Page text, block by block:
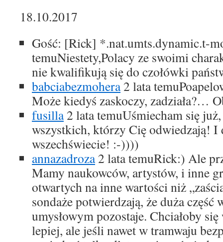
18.10.2017
Gość: [Rick] *.nat.umts.dynamic.t-
temuNiestety,Polacy ze swoimi
nie kwalifikują się do czołówki
babciabezmohera 2 lata temu
Może kiedyś zaskoczy, zadziała?…
fusilla 2 lata temuUśmiecham się
wszystkich, którzy Cię odwiedzają! I
wszechświecie! :-))))
annazadroza 2 lata temuRick:) Ale
Mamy naukowców, artystów, i inne
otwartych na inne wartości niż
sondaże potwierdzają, że duża część
umysłowym pozostaje. Chciałoby
lepiej, ale jeśli nawet w tramwaju